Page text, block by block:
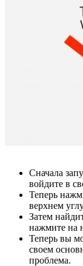
Сначала
войдите в
Теперь
верхнем
Затем
нажмите на
Теперь вы
своем
проблема.